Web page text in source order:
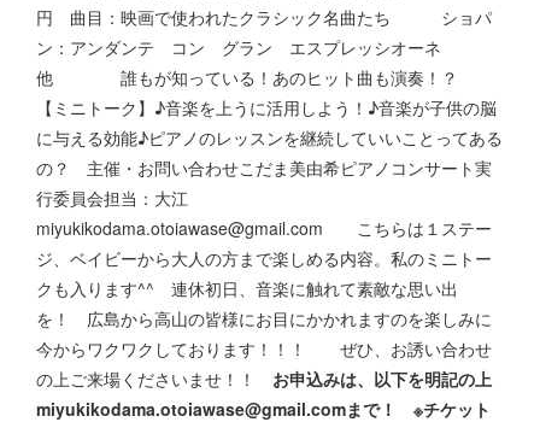
円 曲目：映画で使われたクラシック名曲たち ショパ
ン：アンダンテ コン グラン エスプレッシオーネ
他 誰もが知っている！あのヒット曲も演奏！？
【ミニトーク】♪音楽を上うに活用しよう！♪音楽が子供の脳
に与える効能♪ピアノのレッスンを継続していいことってある
の？ 主催・お問い合わせこだま美由希ピアノコンサート実
行委員会担当：大江
miyukikodama.otoiawase@gmail.com こちらは１ステー
ジ、ベイビーから大人の方まで楽しめる内容。私のミニトー
クも入ります^^ 連休初日、音楽に触れて素敵な思い出
を！ 広島から高山の皆様にお目にかかれますのを楽しみに
今からワクワクしております！！！ ぜひ、お誘い合わせ
の上ご来場くださいませ！！
お申込みは、以下を明記の上
miyukikodama.otoiawase@gmail.comまで！ ※チケット